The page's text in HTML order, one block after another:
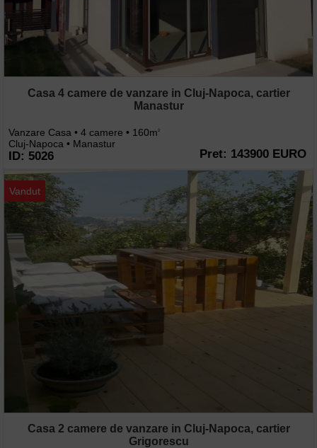
Casa 4 camere de vanzare in Cluj-Napoca, cartier
Manastur
Vanzare Casa • 4 camere • 160m2
Cluj-Napoca • Manastur
ID: 5026 Pret: 143900 EURO
Vandut
Casa 2 camere de vanzare in Cluj-Napoca, cartier
Grigorescu